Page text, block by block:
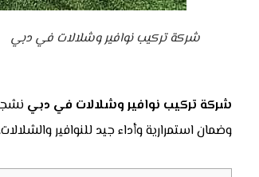
شركة تركيب نوافير وشلالات في دبي
شركة تركيب نوافير وشلالات في دبي
وضمان استمرارية وأداء جيد للنوافير والشلالات.